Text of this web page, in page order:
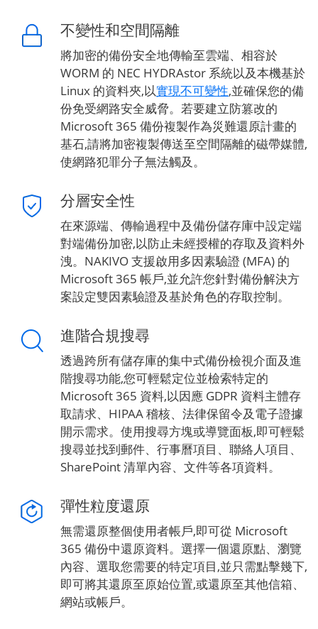
不變性和空間隔離
將加密的備份安全地傳輸至雲端、相容於
WORM 的 NEC HYDRAstor 系統以及本機基於
Linux 的資料夾,以實現不可變性,並確保您的備
份免受網路安全威脅。若要建立防篡改的
Microsoft 365 備份複製作為災難還原計畫的
基石,請將加密複製傳送至空間隔離的磁帶媒體,
使網路犯罪分子無法觸及。
分層安全性
在來源端、傳輸過程中及備份儲存庫中設定端
對端備份加密,以防止未經授權的存取及資料外
洩。NAKIVO 支援啟用多因素驗證 (MFA) 的
Microsoft 365 帳戶,並允許您針對備份解決方
案設定雙因素驗證及基於角色的存取控制。
進階合規搜尋
透過跨所有儲存庫的集中式備份檢視介面及進
階搜尋功能,您可輕鬆定位並檢索特定的
Microsoft 365 資料,以因應 GDPR 資料主體存
取請求、HIPAA 稽核、法律保留令及電子證據
開示需求。使用搜尋方塊或導覽面板,即可輕鬆
搜尋並找到郵件、行事曆項目、聯絡人項目、
SharePoint 清單內容、文件等各項資料。
彈性粒度還原
無需還原整個使用者帳戶,即可從 Microsoft
365 備份中還原資料。選擇一個還原點、瀏覽
內容、選取您需要的特定項目,並只需點擊幾下,
即可將其還原至原始位置,或還原至其他信箱、
網站或帳戶。